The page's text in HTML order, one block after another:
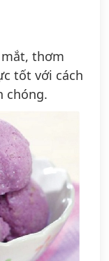
thơm
tốt với cách
chóng.